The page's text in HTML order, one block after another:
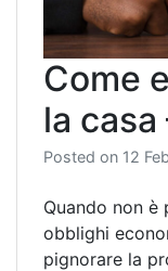
Come
la
Posted on 12
Quando non è
obblighi
pignorare la